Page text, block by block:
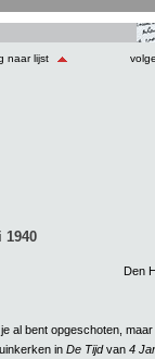
naar lijst
1940
Den
al bent opgeschoten,
in De Tijdvan 4